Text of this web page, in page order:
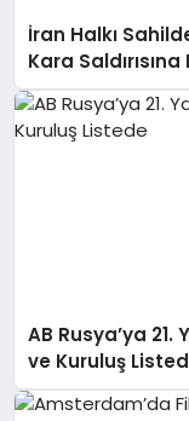
İran Halkı
Kara Saldırısına
AB Rusya’ya 21.
ve Kuruluş